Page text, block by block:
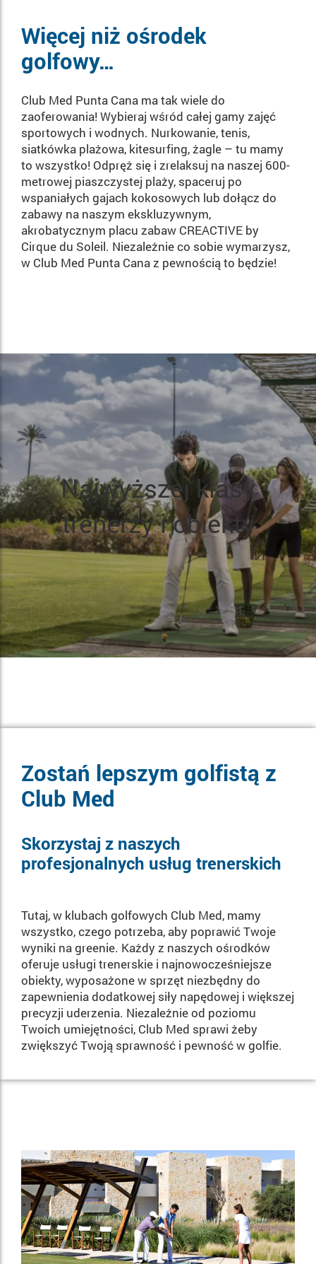
Więcej niż ośrodek
golfowy…
Club Med Punta Cana ma tak wiele do
zaoferowania! Wybieraj wśród całej gamy zajęć
sportowych i wodnych. Nurkowanie, tenis,
siatkówka plażowa, kitesurfing, żagle – tu mamy
to wszystko! Odpręż się i zrelaksuj na naszej 600-
metrowej piaszczystej plaży, spaceruj po
wspaniałych gajach kokosowych lub dołącz do
zabawy na naszym ekskluzywnym,
akrobatycznym placu zabaw CREACTIVE by
Cirque du Soleil. Niezależnie co sobie wymarzysz,
w Club Med Punta Cana z pewnością to będzie!
Najwyższej klasy
trenerzy i obiekty
Zostań lepszym golfistą z
Club Med
Skorzystaj z naszych
profesjonalnych usług trenerskich
Tutaj, w klubach golfowych Club Med, mamy
wszystko, czego potrzeba, aby poprawić Twoje
wyniki na greenie. Każdy z naszych ośrodków
oferuje usługi trenerskie i najnowocześniejsze
obiekty, wyposażone w sprzęt niezbędny do
zapewnienia dodatkowej siły napędowej i większej
precyzji uderzenia. Niezależnie od poziomu
Twoich umiejętności, Club Med sprawi żeby
zwiększyć Twoją sprawność i pewność w golfie.